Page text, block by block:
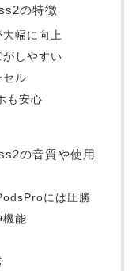
の特徴
幅に向上
しやすい
セル
も安心
の音質や使用
には圧勝
機能